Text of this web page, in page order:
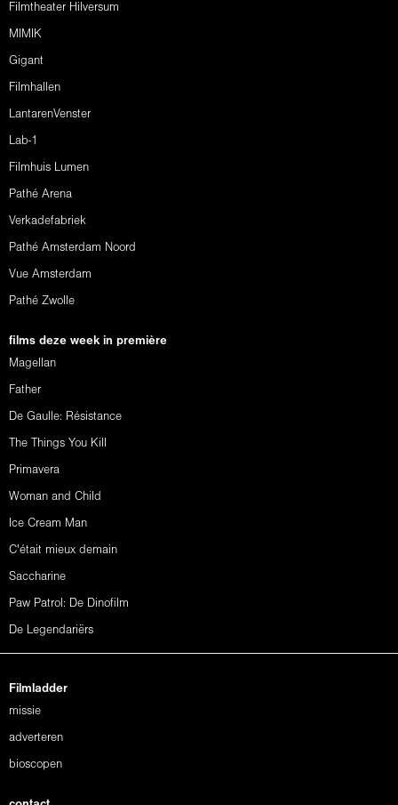
Filmtheater Hilversum
MIMIK
Gigant
Filmhallen
LantarenVenster
Lab-1
Filmhuis Lumen
Pathé Arena
Verkadefabriek
Pathé Amsterdam Noord
Vue Amsterdam
Pathé Zwolle
films deze week in première
Magellan
Father
De Gaulle: Résistance
The Things You Kill
Primavera
Woman and Child
Ice Cream Man
C'était mieux demain
Saccharine
Paw Patrol: De Dinofilm
De Legendariërs
Filmladder
missie
adverteren
bioscopen